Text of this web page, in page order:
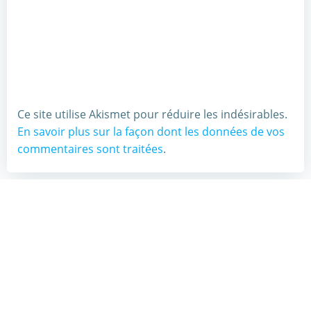
Ce site utilise Akismet pour réduire les indésirables.
En savoir plus sur la façon dont les données de vos
commentaires sont traitées.